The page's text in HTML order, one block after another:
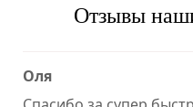
Отзывы
Оля